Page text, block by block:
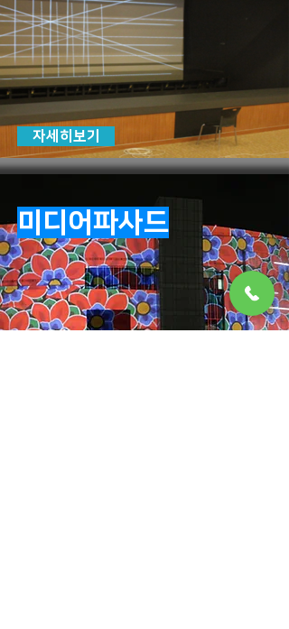
자세히보기
미디어파사드